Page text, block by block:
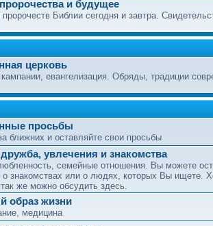
и будущее
Библии сегодня и завтра.
церковь
евангелизация. Обряды, традиции
просьбы
ближних и оставляйте свои просьбы
увлечения и знакомства
семейные отношения. Вы можете
знакомствах или о людях, которых Вы ищете.
же можно обсудить здесь.
образ жизни
медицина